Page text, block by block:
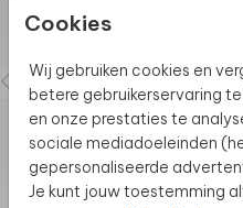
Cookies
Wij gebruiken cookies en
betere gebruikerservaring
en onze prestaties te
sociale mediadoeleinden
gepersonaliseerde
Je kunt jouw toestemming
met ons op. Wij zijn er om